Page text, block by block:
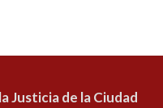
Justicia de la Ciudad